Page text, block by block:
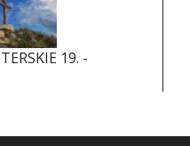
19. -